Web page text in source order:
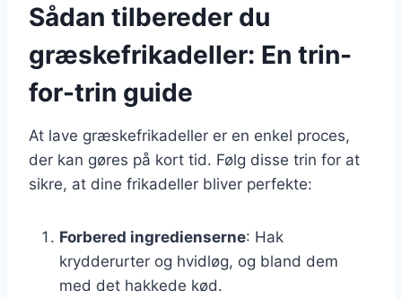
Sådan tilbereder du
græskefrikadeller: En trin-
for-trin guide
At lave græskefrikadeller er en enkel proces,
der kan gøres på kort tid. Følg disse trin for at
sikre, at dine frikadeller bliver perfekte:
Forbered ingredienserne: Hak
krydderurter og hvidløg, og bland dem
med det hakkede kød.